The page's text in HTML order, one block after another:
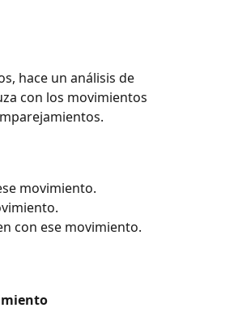
hace un análisis de
con los movimientos
movimiento.
con ese movimiento.